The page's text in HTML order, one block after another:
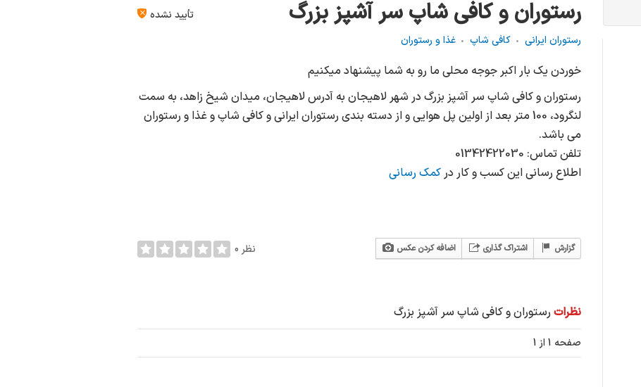
رستوران و کافی شاپ سر آشپز بزرگ
تأیید نشده
رستوران ایرانی
کافی شاپ غذا و رستوران
خوردن یک بار اکبر جوجه محلی ما رو به شما پیشنهاد میکنیم
رستوران و کافی شاپ سر آشپز بزرگ در شهر لاهیجان به آدرس لاهیجان، میدان شیخ زاهد، به سمت
لنگرود، 100 متر بعد از اولین پل هوایی و از دسته بندی رستوران ایرانی و کافی شاپ و غذا و رستوران
می باشد.
تلفن تماس: 01342422030
اطلاع رسانی این کسب و کار درکمک رسانی
اضافه کردن عکس اشتراک گذاری گزارش 0 نظر
نظرات رستوران و کافی شاپ سر آشپز بزرگ
صفحه 1 از 1